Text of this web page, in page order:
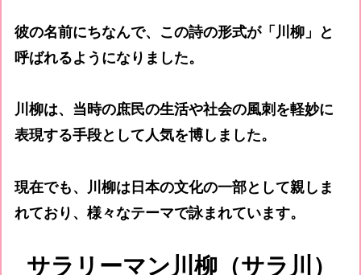
彼の名前にちなんで、この詩の形式が「川柳」と
呼ばれるようになりました。
川柳は、当時の庶民の生活や社会の風刺を軽妙に
表現する手段として人気を博しました。
現在でも、川柳は日本の文化の一部として親しま
れており、様々なテーマで詠まれています。
サラリーマン川柳（サラ川）